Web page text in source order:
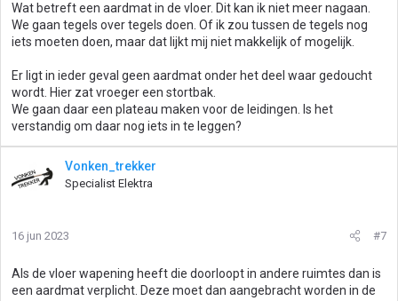
:
Wat betreft een aardmat in de vloer. Dit kan ik niet meer nagaan.
We gaan tegels over tegels doen. Of ik zou tussen de tegels nog
iets moeten doen, maar dat lijkt mij niet makkelijk of mogelijk.
Er ligt in ieder geval geen aardmat onder het deel waar gedoucht
wordt. Hier zat vroeger een stortbak.
We gaan daar een plateau maken voor de leidingen. Is het
verstandig om daar nog iets in te leggen?
Vonken_trekker
Specialist Elektra
16 jun 2023 #7
Als de vloer wapening heeft die doorloopt in andere ruimtes dan is
een aardmat verplicht. Deze moet dan aangebracht worden in de